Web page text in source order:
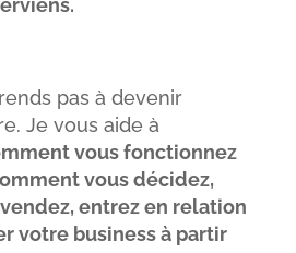
pas à devenir
Je vous aide à
vous fonctionnez
vous décidez,
entrez en relation
votre business à partir